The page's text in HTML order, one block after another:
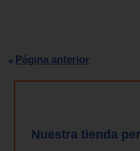
Página anterior
Nuestra tienda